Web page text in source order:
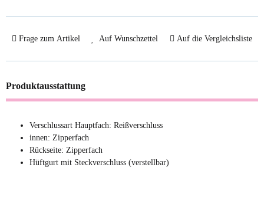
Frage zum Artikel Auf Wunschzettel Auf die Vergleichsliste
Produktausstattung
Verschlussart Hauptfach: Reißverschluss
innen: Zipperfach
Rückseite: Zipperfach
Hüftgurt mit Steckverschluss (verstellbar)